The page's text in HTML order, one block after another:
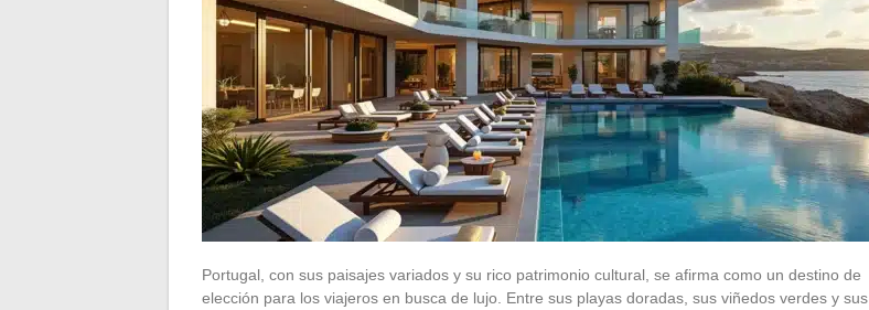
Portugal, con sus paisajes variados y su rico patrimonio cultural, se afirma como un destino de
elección para los viajeros en busca de lujo. Entre sus playas doradas, sus viñedos verdes y sus